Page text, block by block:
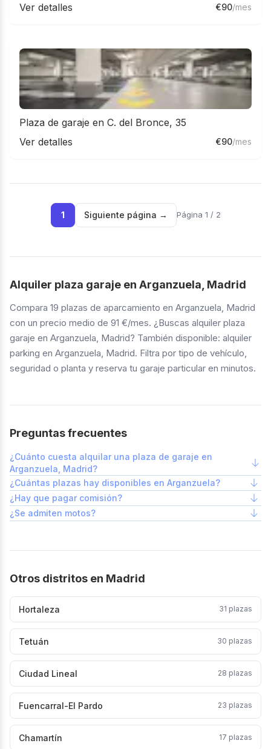
Ver detalles
€90/mes
Plaza de garaje en C. del Bronce, 35
Ver detalles
€90/mes
1 Siguiente página → Página 1 / 2
Alquiler plaza garaje en Arganzuela, Madrid
Compara 19 plazas de aparcamiento en Arganzuela, Madrid
con un precio medio de 91 €/mes. ¿Buscas alquiler plaza
garaje en Arganzuela, Madrid? También disponible: alquiler
parking en Arganzuela, Madrid. Filtra por tipo de vehículo,
seguridad o planta y reserva tu garaje particular en minutos.
Preguntas frecuentes
¿Cuánto cuesta alquilar una plaza de garaje en
Arganzuela, Madrid?
¿Cuántas plazas hay disponibles en Arganzuela?
¿Hay que pagar comisión?
¿Se admiten motos?
Otros distritos en Madrid
Hortaleza 31 plazas
Tetuán 30 plazas
Ciudad Lineal 28 plazas
Fuencarral-El Pardo 23 plazas
Chamartín 17 plazas